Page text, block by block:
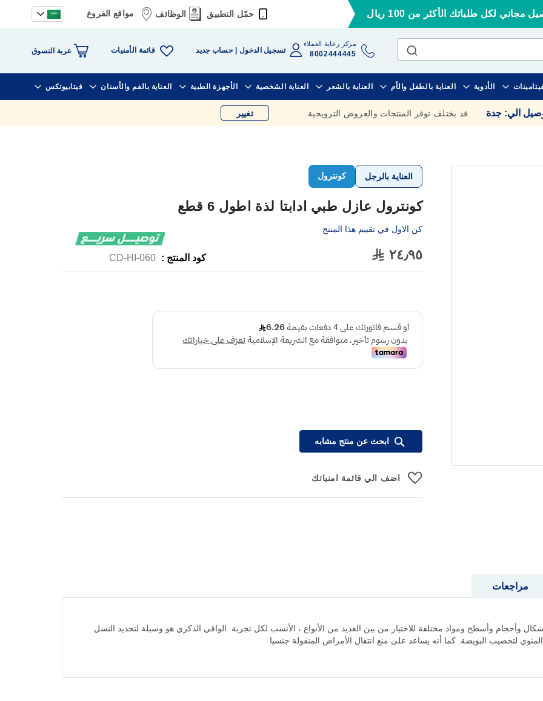
مجاني لكل طلباتك الأكثر من 100 ريال حمّل التطبيق الوظائف مواقع الفروع
مركز رعاية العملاء
8002444445 تسجيل الدخول حساب جديد قائمة الأمنيات عربة التسوق
الأدوية العناية بالطفل والأم العناية بالشعر العناية الشخصية الأجهزة الطبية العناية بالفم والأسنان فيتابيوتكس
الي: جدة قد يختلف توفر المنتجات والعروض الترويجية. تغيير
العناية بالرجل كونترول
كونترول عازل طبي ادابتا لذة اطول 6 قطع
كن الاول في تقييم هذا المنتج
٢٤٫٩٥ كود المنتج : CD-HI-060
ابحث عن منتج مشابه
اضف الي قائمة امنياتك
وأحجام وأسطح ومواد مختلفة للاختيار من بين العديد من الأنواع ، الأنسب لكل تجربة .الواقي الذكري هو وسيلة لتحديد النسل
لتخصيب البويضة. كما أنه يساعد على منع انتقال الأمراض المنقولة جنسيا
مراجعات